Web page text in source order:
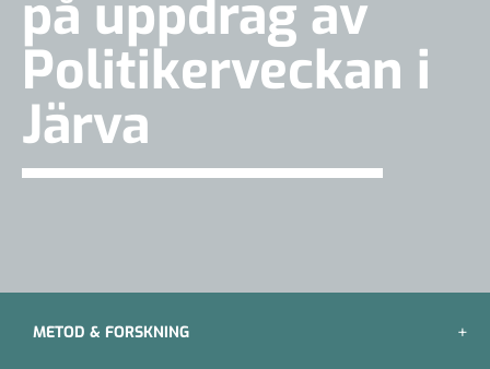
på uppdrag av
Politikerveckan i
Järva
METOD & FORSKNING